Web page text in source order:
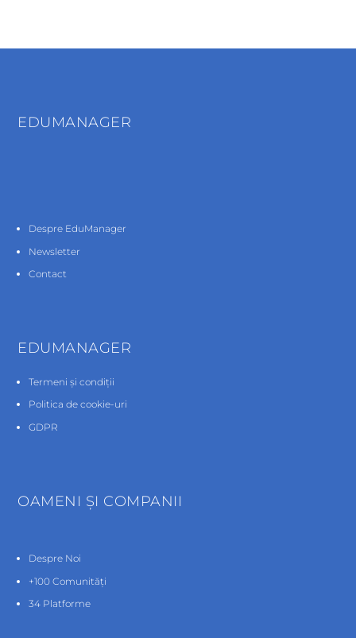
EDUMANAGER
Despre EduManager
Newsletter
Contact
EDUMANAGER
Termeni și condiții
Politica de cookie-uri
GDPR
OAMENI ŞI COMPANII
Despre Noi
+100 Comunități
34 Platforme